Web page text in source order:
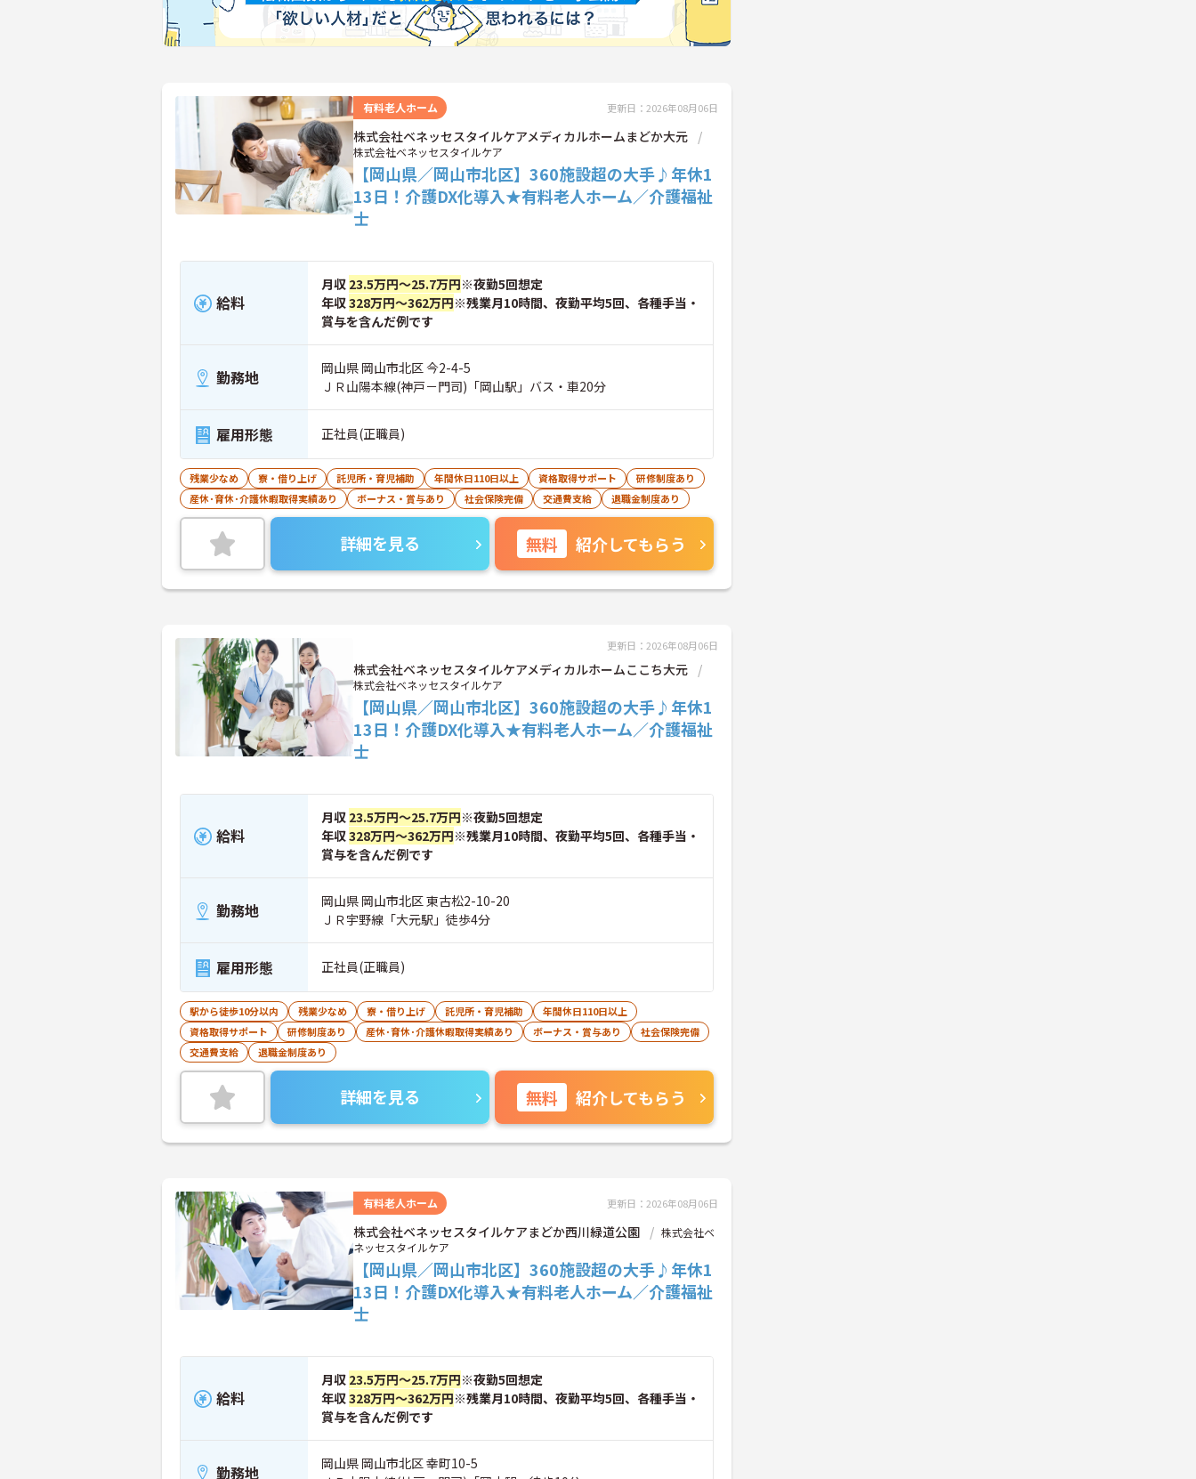
有料老人ホーム 更新日：2026年08月06日
株式会社ベネッセスタイルケアメディカルホームまどか大元
株式会社ベネッセスタイルケア
【岡山県／岡山市北区】360施設超の大手♪年休1
13日！介護DX化導入★有料老人ホーム／介護福祉
士
給料
月収 23.5万円～25.7万円※夜勤5回想定
年収328万円～362万円※残業月10時間、夜勤平均5回、各種手当・
賞与を含んだ例です
勤務地
岡山県 岡山市北区 今2-4-5
ＪＲ山陽本線(神戸－門司)「岡山駅」バス・車20分
雇用形態 正社員(正職員)
残業少なめ 寮・借り上げ 託児所・育児補助 年間休日110日以上 資格取得サポート
研修制度あり
産休･育休･介護休暇取得実績あり
ボーナス・賞与あり 社会保険完備 交通費支給 退職金制度あり
詳細を見る 無料 紹介してもらう
更新日：2026年08月06日
株式会社ベネッセスタイルケアメディカルホームここち大元
株式会社ベネッセスタイルケア
【岡山県／岡山市北区】360施設超の大手♪年休1
13日！介護DX化導入★有料老人ホーム／介護福祉
士
給料
月収 23.5万円～25.7万円※夜勤5回想定
年収328万円～362万円※残業月10時間、夜勤平均5回、各種手当・
賞与を含んだ例です
勤務地
岡山県 岡山市北区 東古松2-10-20
ＪＲ宇野線「大元駅」徒歩4分
雇用形態 正社員(正職員)
駅から徒歩10分以内 残業少なめ 寮・借り上げ 託児所・育児補助
年間休日110日以上
資格取得サポート
研修制度あり 産休･育休･介護休暇取得実績あり ボーナス・賞与あり
社会保険完備
交通費支給
退職金制度あり
詳細を見る 無料 紹介してもらう
有料老人ホーム 更新日：2026年08月06日
株式会社ベネッセスタイルケアまどか西川緑道公園
株式会社ベ
ネッセスタイルケア
【岡山県／岡山市北区】360施設超の大手♪年休1
13日！介護DX化導入★有料老人ホーム／介護福祉
士
給料
月収 23.5万円～25.7万円※夜勤5回想定
年収328万円～362万円※残業月10時間、夜勤平均5回、各種手当・
賞与を含んだ例です
勤務地
岡山県 岡山市北区 幸町10-5